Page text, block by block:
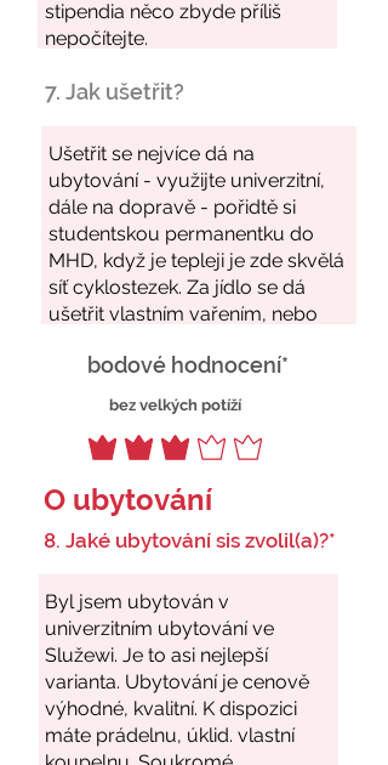
7. Jak ušetřit?
bodové hodnocení*
bez velkých potíží
O ubytování
8. Jaké ubytování sis zvolil(a)?*